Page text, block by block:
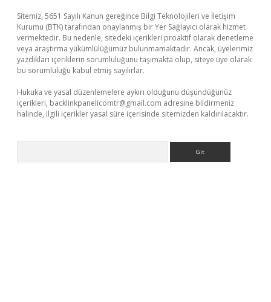
Sitemiz, 5651 Sayılı Kanun gereğince Bilgi Teknolojileri ve İletişim
Kurumu (BTK) tarafından onaylanmış bir Yer Sağlayıcı olarak hizmet
vermektedir. Bu nedenle, sitedeki içerikleri proaktif olarak denetleme
veya araştırma yükümlülüğümüz bulunmamaktadır. Ancak, üyelerimiz
yazdıkları içeriklerin sorumluluğunu taşımakta olup, siteye üye olarak
bu sorumluluğu kabul etmiş sayılırlar.
Hukuka ve yasal düzenlemelere aykırı olduğunu düşündüğünüz
içerikleri, backlinkpanelicomtr@gmail.com adresine bildirmeniz
halinde, ilgili içerikler yasal süre içerisinde sitemizden kaldırılacaktır.